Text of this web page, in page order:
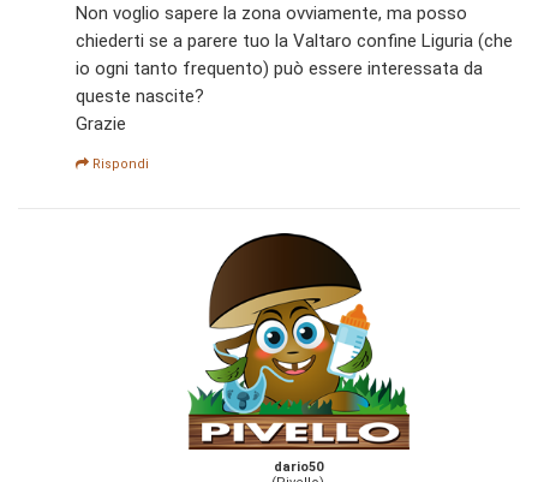
Non voglio sapere la zona ovviamente, ma posso
chiederti se a parere tuo la Valtaro confine Liguria (che
io ogni tanto frequento) può essere interessata da
queste nascite?
Grazie
Rispondi
dario50